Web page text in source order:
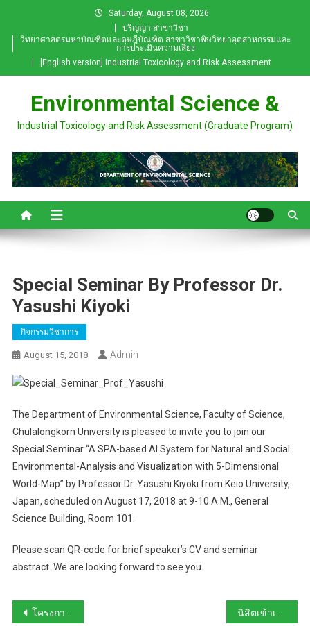
content
Saturday, August 08, 2026
ปริญญา-สาขาวิชา
วิทยาศาสตรมหาบัณฑิตและดุษฎีบัณฑิต สาขาวิชาพิษวิทยาอุตสาหกรรมและ
การประเมินความเสี่ยง
[English version] Industrial Toxicology and Risk Assessment
Environmental Science &
Industrial Toxicology and Risk Assessment (Graduate Program)
Special Seminar By Professor Dr.
Yasushi Kiyoki
กิจกรรมวิชาการ
August 15, 2018 Admin
The Department of Environmental Science, Faculty of Science,
Chulalongkorn University is pleased to invite you to join our
Special Seminar “A SPA-based AI System for Natural and Social
Environmental-Analysis and Visualization with 5-Dimensional
World-Map” by Professor Dr. Yasushi Kiyoki from Keio University,
Japan, scheduled on August 17, 2018 at 9-10 A.M., General
Science Building, Room 101.
Please scan QR-code for brief speaker’s CV and seminar
abstract. We are looking forward to see you.
Post
โครงการสัมมนาเชิงปฏิบัติการภาควิชาวิทยาศาสตร์สิ่งแวดล้อม ปี พ.ศ. 2561